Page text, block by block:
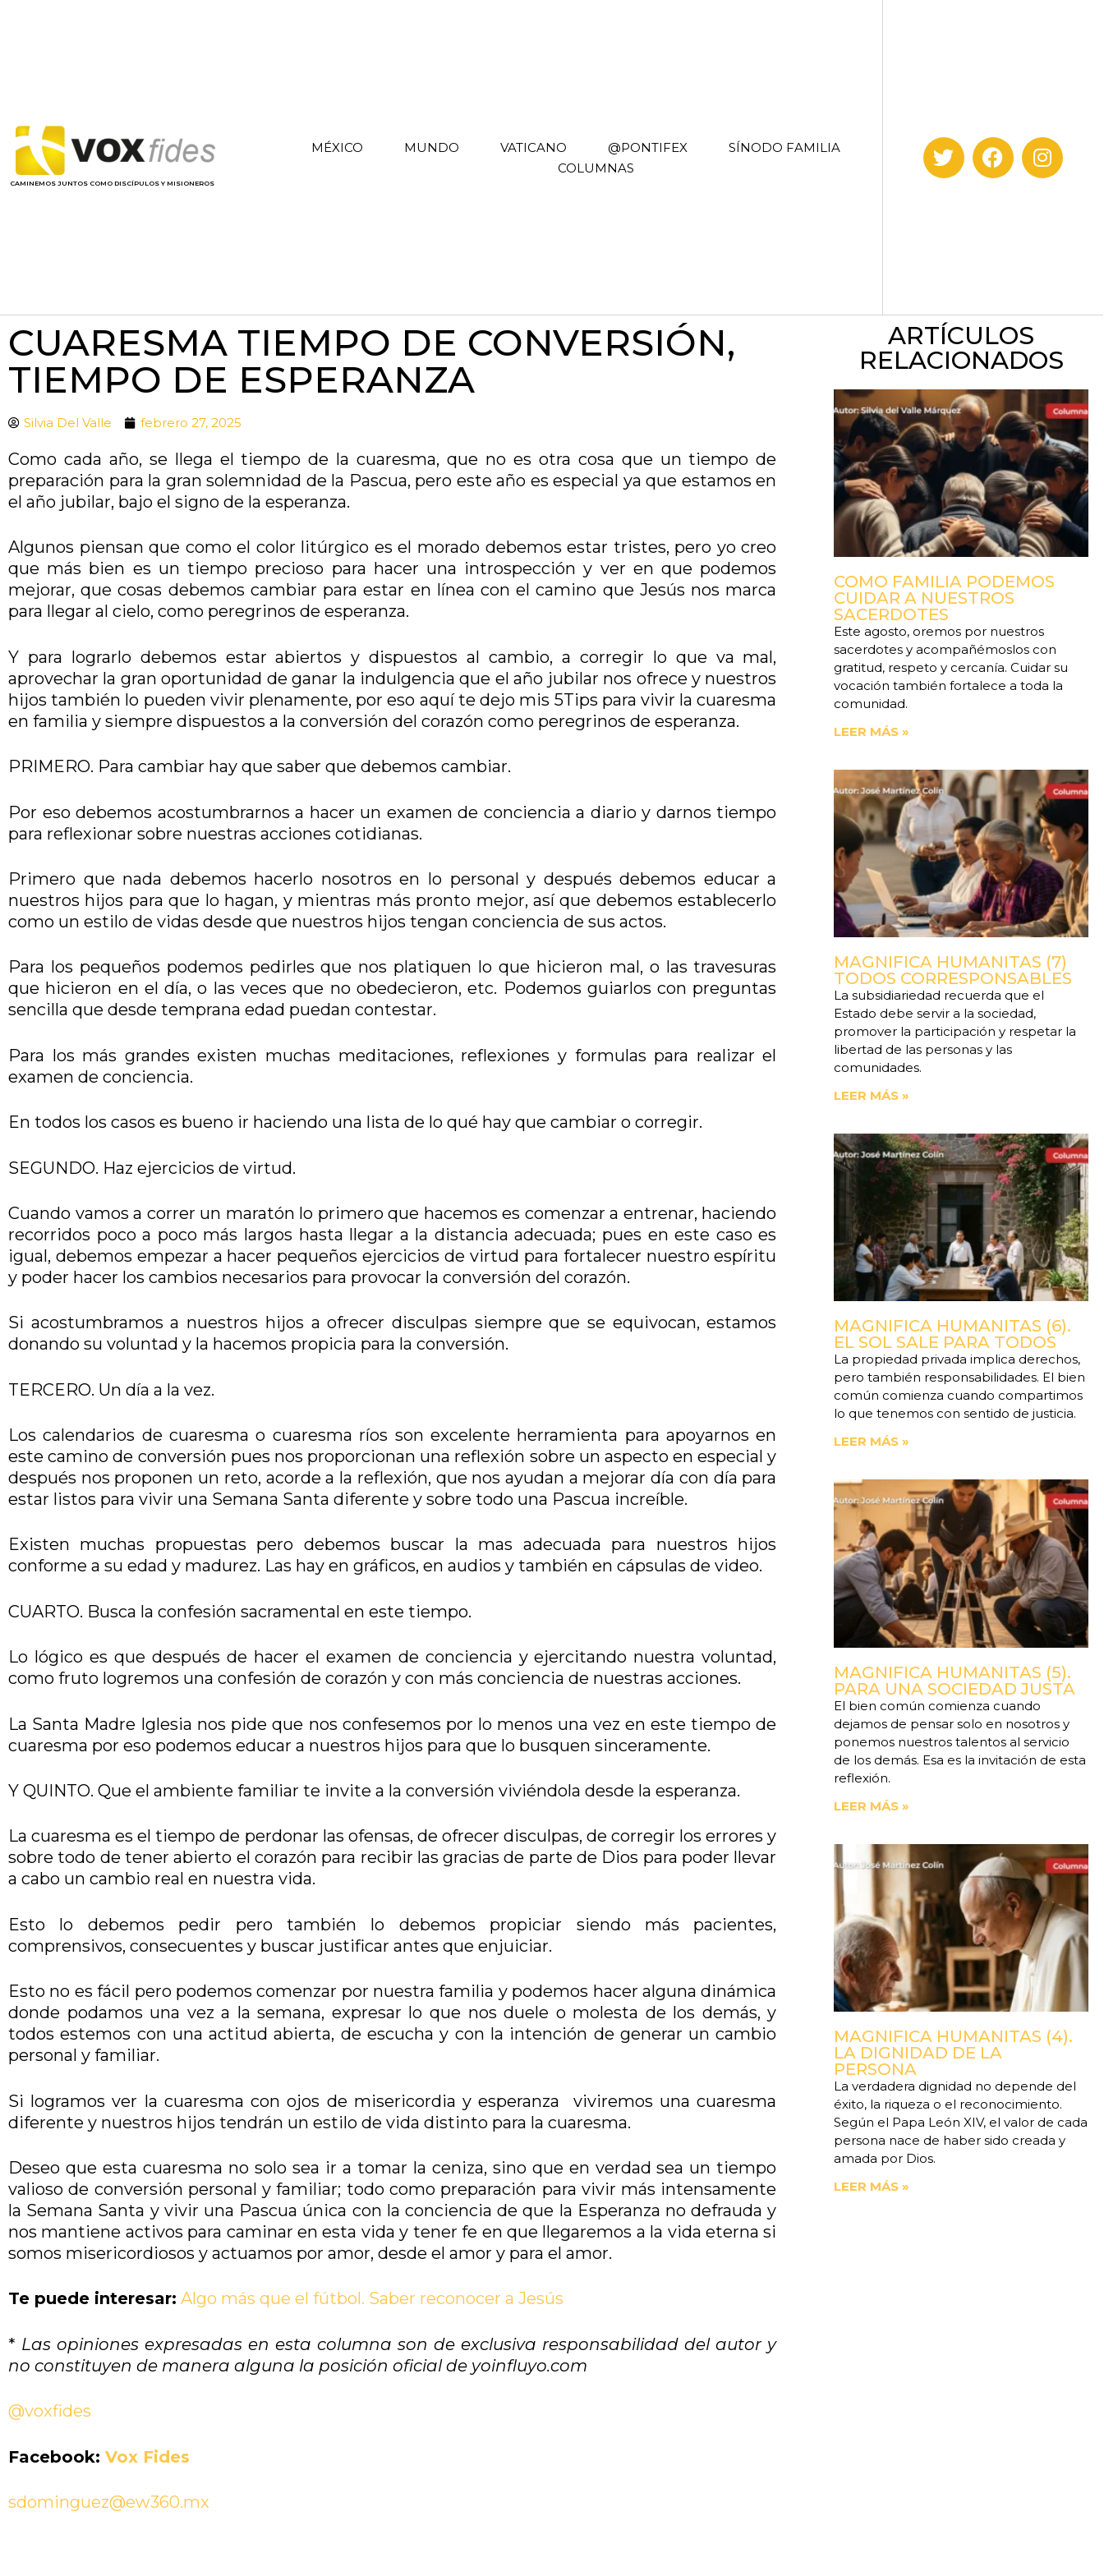
CAMINEMOS JUNTOS COMO DISCÍPULOS Y MISIONEROS
MÉXICO MUNDO VATICANO @PONTIFEX
SÍNODO FAMILIA
COLUMNAS
CUARESMA TIEMPO DE CONVERSIÓN,
TIEMPO DE ESPERANZA
Silvia Del Valle febrero 27, 2025
Como cada año, se llega el tiempo de la cuaresma, que no es otra cosa que un tiempo de
preparación para la gran solemnidad de la Pascua, pero este año es especial ya que estamos en
el año jubilar, bajo el signo de la esperanza.
Algunos piensan que como el color litúrgico es el morado debemos estar tristes, pero yo creo
que más bien es un tiempo precioso para hacer una introspección y ver en que podemos
mejorar, que cosas debemos cambiar para estar en línea con el camino que Jesús nos marca
para llegar al cielo, como peregrinos de esperanza.
Y para lograrlo debemos estar abiertos y dispuestos al cambio, a corregir lo que va mal,
aprovechar la gran oportunidad de ganar la indulgencia que el año jubilar nos ofrece y nuestros
hijos también lo pueden vivir plenamente, por eso aquí te dejo mis 5Tips para vivir la cuaresma
en familia y siempre dispuestos a la conversión del corazón como peregrinos de esperanza.
PRIMERO. Para cambiar hay que saber que debemos cambiar.
Por eso debemos acostumbrarnos a hacer un examen de conciencia a diario y darnos tiempo
para reflexionar sobre nuestras acciones cotidianas.
Primero que nada debemos hacerlo nosotros en lo personal y después debemos educar a
nuestros hijos para que lo hagan, y mientras más pronto mejor, así que debemos establecerlo
como un estilo de vidas desde que nuestros hijos tengan conciencia de sus actos.
Para los pequeños podemos pedirles que nos platiquen lo que hicieron mal, o las travesuras
que hicieron en el día, o las veces que no obedecieron, etc. Podemos guiarlos con preguntas
sencilla que desde temprana edad puedan contestar.
Para los más grandes existen muchas meditaciones, reflexiones y formulas para realizar el
examen de conciencia.
En todos los casos es bueno ir haciendo una lista de lo qué hay que cambiar o corregir.
SEGUNDO. Haz ejercicios de virtud.
Cuando vamos a correr un maratón lo primero que hacemos es comenzar a entrenar, haciendo
recorridos poco a poco más largos hasta llegar a la distancia adecuada; pues en este caso es
igual, debemos empezar a hacer pequeños ejercicios de virtud para fortalecer nuestro espíritu
y poder hacer los cambios necesarios para provocar la conversión del corazón.
Si acostumbramos a nuestros hijos a ofrecer disculpas siempre que se equivocan, estamos
donando su voluntad y la hacemos propicia para la conversión.
TERCERO. Un día a la vez.
Los calendarios de cuaresma o cuaresma ríos son excelente herramienta para apoyarnos en
este camino de conversión pues nos proporcionan una reflexión sobre un aspecto en especial y
después nos proponen un reto, acorde a la reflexión, que nos ayudan a mejorar día con día para
estar listos para vivir una Semana Santa diferente y sobre todo una Pascua increíble.
Existen muchas propuestas pero debemos buscar la mas adecuada para nuestros hijos
conforme a su edad y madurez. Las hay en gráficos, en audios y también en cápsulas de video.
CUARTO. Busca la confesión sacramental en este tiempo.
Lo lógico es que después de hacer el examen de conciencia y ejercitando nuestra voluntad,
como fruto logremos una confesión de corazón y con más conciencia de nuestras acciones.
La Santa Madre Iglesia nos pide que nos confesemos por lo menos una vez en este tiempo de
cuaresma por eso podemos educar a nuestros hijos para que lo busquen sinceramente.
Y QUINTO. Que el ambiente familiar te invite a la conversión viviéndola desde la esperanza.
La cuaresma es el tiempo de perdonar las ofensas, de ofrecer disculpas, de corregir los errores y
sobre todo de tener abierto el corazón para recibir las gracias de parte de Dios para poder llevar
a cabo un cambio real en nuestra vida.
Esto lo debemos pedir pero también lo debemos propiciar siendo más pacientes,
comprensivos, consecuentes y buscar justificar antes que enjuiciar.
Esto no es fácil pero podemos comenzar por nuestra familia y podemos hacer alguna dinámica
donde podamos una vez a la semana, expresar lo que nos duele o molesta de los demás, y
todos estemos con una actitud abierta, de escucha y con la intención de generar un cambio
personal y familiar.
Si logramos ver la cuaresma con ojos de misericordia y esperanza viviremos una cuaresma
diferente y nuestros hijos tendrán un estilo de vida distinto para la cuaresma.
Deseo que esta cuaresma no solo sea ir a tomar la ceniza, sino que en verdad sea un tiempo
valioso de conversión personal y familiar; todo como preparación para vivir más intensamente
la Semana Santa y vivir una Pascua única con la conciencia de que la Esperanza no defrauda y
nos mantiene activos para caminar en esta vida y tener fe en que llegaremos a la vida eterna si
somos misericordiosos y actuamos por amor, desde el amor y para el amor.
Te puede interesar: Algo más que el fútbol. Saber reconocer a Jesús
* Las opiniones expresadas en esta columna son de exclusiva responsabilidad del autor y
no constituyen de manera alguna la posición oficial de yoinfluyo.com
@voxfides
Facebook: Vox Fides
sdominguez@ew360.mx
ARTÍCULOS
RELACIONADOS
COMO FAMILIA PODEMOS
CUIDAR A NUESTROS
SACERDOTES
Este agosto, oremos por nuestros
sacerdotes y acompañémoslos con
gratitud, respeto y cercanía. Cuidar su
vocación también fortalece a toda la
comunidad.
LEER MÁS »
MAGNIFICA HUMANITAS (7)
TODOS CORRESPONSABLES
La subsidiariedad recuerda que el
Estado debe servir a la sociedad,
promover la participación y respetar la
libertad de las personas y las
comunidades.
LEER MÁS »
MAGNIFICA HUMANITAS (6).
EL SOL SALE PARA TODOS
La propiedad privada implica derechos,
pero también responsabilidades. El bien
común comienza cuando compartimos
lo que tenemos con sentido de justicia.
LEER MÁS »
MAGNIFICA HUMANITAS (5).
PARA UNA SOCIEDAD JUSTA
El bien común comienza cuando
dejamos de pensar solo en nosotros y
ponemos nuestros talentos al servicio
de los demás. Esa es la invitación de esta
reflexión.
LEER MÁS »
MAGNIFICA HUMANITAS (4).
LA DIGNIDAD DE LA
PERSONA
La verdadera dignidad no depende del
éxito, la riqueza o el reconocimiento.
Según el Papa León XIV, el valor de cada
persona nace de haber sido creada y
amada por Dios.
LEER MÁS »